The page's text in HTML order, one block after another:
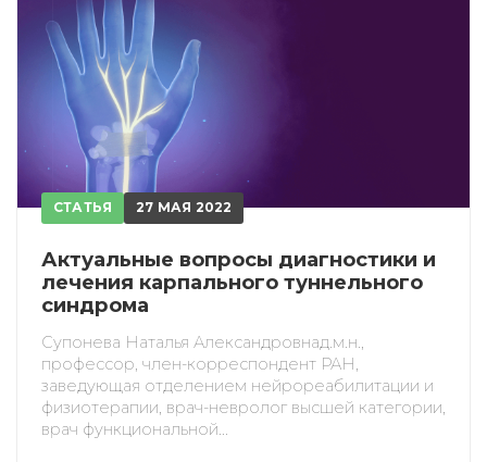
СТАТЬЯ 27 МАЯ 2022
Актуальные вопросы диагностики и
лечения карпального туннельного
синдрома
Супонева Наталья Александровнад.м.н.,
профессор, член-корреспондент РАН,
заведующая отделением нейрореабилитации и
физиотерапии, врач-невролог высшей категории,
врач функциональной...